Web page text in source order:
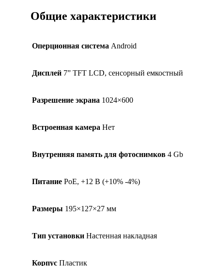
Общие характеристики
Оперционная система Android
Дисплей 7” TFT LCD, сенсорный емкостный
Разрешение экрана 1024×600
Встроенная камера Нет
Внутренняя память для фотоснимков 4 Gb
Питание PoE, +12 В (+10% -4%)
Размеры 195×127×27 мм
Тип установки Настенная накладная
Корпус Пластик